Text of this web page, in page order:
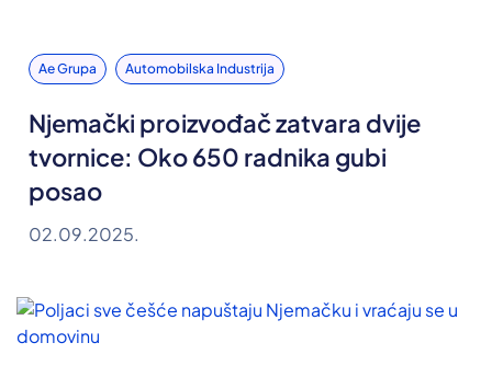
Ae Grupa Automobilska Industrija
Njemački proizvođač zatvara dvije
tvornice: Oko 650 radnika gubi
posao
02.09.2025.